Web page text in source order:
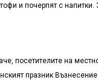
и почерпят с напитки.
посетителите на
празник Възнесение